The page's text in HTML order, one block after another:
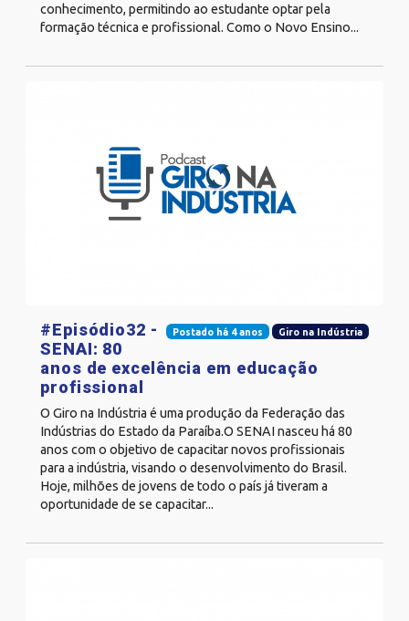
conhecimento, permitindo ao estudante optar pela
formação técnica e profissional. Como o Novo Ensino...
Postado há 4 anos Giro na Indústria
#Episódio32 -
SENAI: 80
anos de excelência em educação
profissional
O Giro na Indústria é uma produção da Federação das
Indústrias do Estado da Paraíba.O SENAI nasceu há 80
anos com o objetivo de capacitar novos profissionais
para a indústria, visando o desenvolvimento do Brasil.
Hoje, milhões de jovens de todo o país já tiveram a
oportunidade de se capacitar...